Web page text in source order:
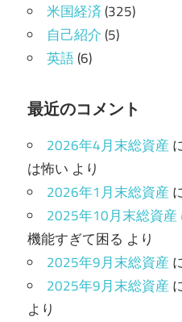
米国経済(325)
自己紹介(5)
英語(6)
最近のコメント
2026年4月末総資産
は怖い より
2026年1月末総資産
2025年10月末総資産
機能すぎて困る より
2025年9月末総資産
2025年9月末総資産
より